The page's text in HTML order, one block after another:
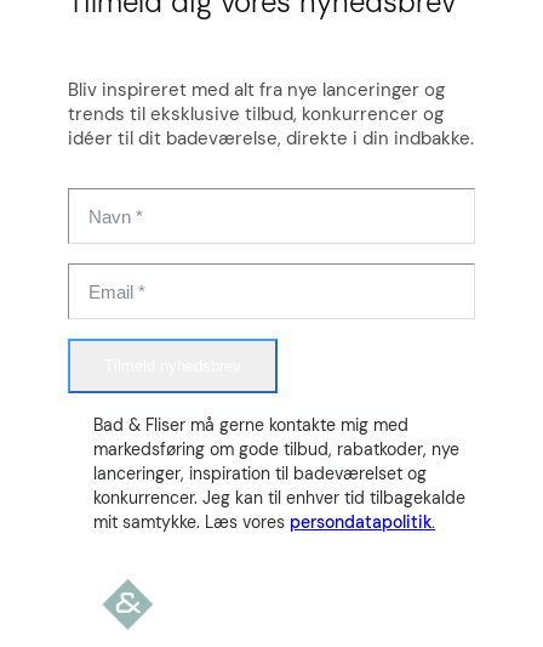
Bliv inspireret med alt fra nye lanceringer og
trends til eksklusive tilbud, konkurrencer og
idéer til dit badeværelse, direkte i din indbakke.
Bad & Fliser må gerne kontakte mig med
markedsføring om gode tilbud, rabatkoder, nye
lanceringer, inspiration til badeværelset og
konkurrencer. Jeg kan til enhver tid tilbagekalde
mit samtykke. Læs vores persondatapolitik.